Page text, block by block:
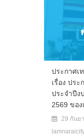
ประกาศเ
เรื่อง ปร
ประจำปีง
2569 ขอ
29 กันย